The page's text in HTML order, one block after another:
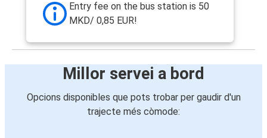
Entry fee on the bus station is 50
MKD/ 0,85 EUR!
Millor servei a bord
Opcions disponibles que pots trobar per gaudir d'un
trajecte més còmode: